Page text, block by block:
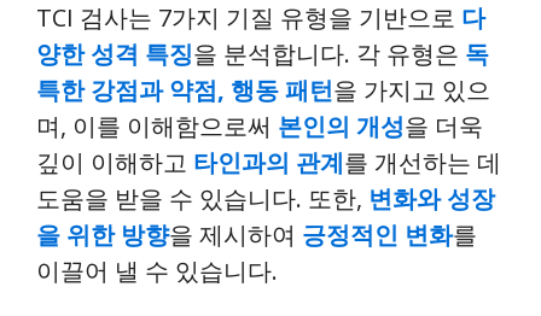
TCI 검사는 7가지 기질 유형을 기반으로 다
양한 성격 특징을 분석합니다. 각 유형은 독
특한 강점과 약점, 행동 패턴을 가지고 있으
며, 이를 이해함으로써 본인의 개성을 더욱
깊이 이해하고 타인과의 관계를 개선하는 데
도움을 받을 수 있습니다. 또한, 변화와 성장
을 위한 방향을 제시하여 긍정적인 변화를
이끌어 낼 수 있습니다.